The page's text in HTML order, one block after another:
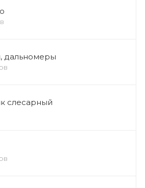
дальномеры
слесарный